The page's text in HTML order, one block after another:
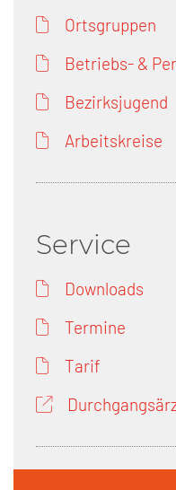
Ortsgruppen
Betriebs- &
Bezirksjugend
Arbeitskreise
Service
Downloads
Termine
Tarif